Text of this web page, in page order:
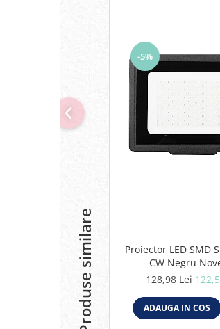
Produse similare
-5%
Proiector LED SMD
CW Negru
128,98 Lei
ADAUGA IN COS